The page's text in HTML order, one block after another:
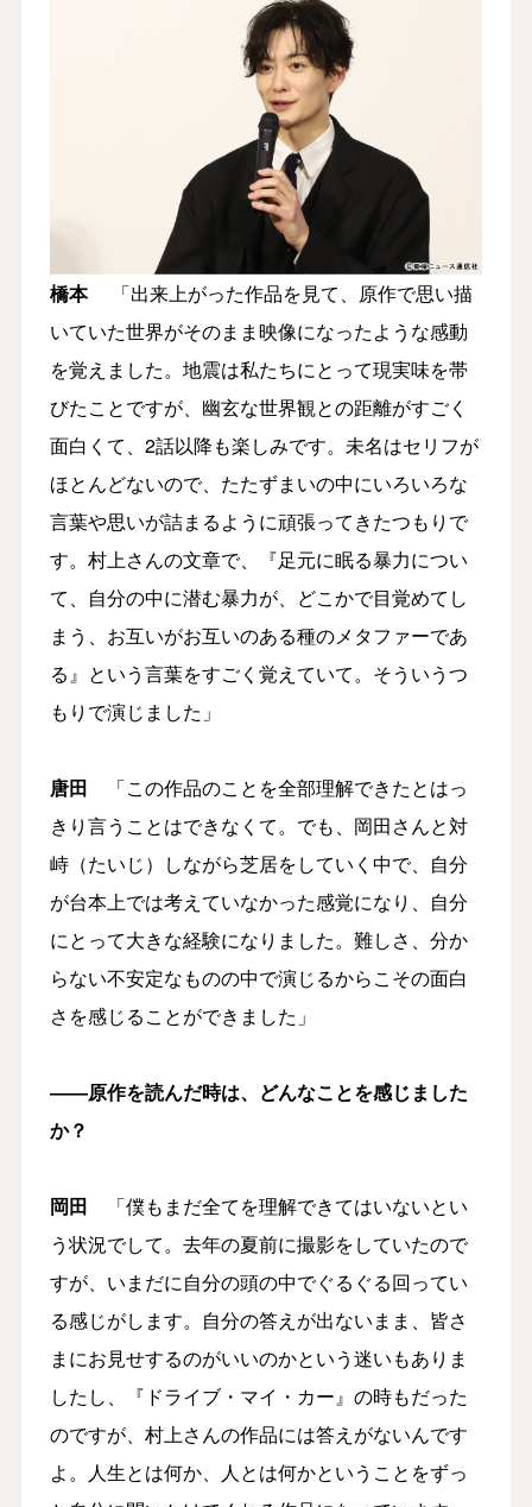
橋本「出来上がった作品を見て、原作で思い描
いていた世界がそのまま映像になったような感動
を覚えました。地震は私たちにとって現実味を帯
びたことですが、幽玄な世界観との距離がすごく
面白くて、2話以降も楽しみです。未名はセリフが
ほとんどないので、たたずまいの中にいろいろな
言葉や思いが詰まるように頑張ってきたつもりで
す。村上さんの文章で、『足元に眠る暴力につい
て、自分の中に潜む暴力が、どこかで目覚めてし
まう、お互いがお互いのある種のメタファーであ
る』という言葉をすごく覚えていて。そういうつ
もりで演じました」
唐田 「この作品のことを全部理解できたとはっ
きり言うことはできなくて。でも、岡田さんと対
峙（たいじ）しながら芝居をしていく中で、自分
が台本上では考えていなかった感覚になり、自分
にとって大きな経験になりました。難しさ、分か
らない不安定なものの中で演じるからこその面白
さを感じることができました」
――原作を読んだ時は、どんなことを感じました
か？
岡田 「僕もまだ全てを理解できてはいないとい
う状況でして。去年の夏前に撮影をしていたので
すが、いまだに自分の頭の中でぐるぐる回ってい
る感じがします。自分の答えが出ないまま、皆さ
まにお見せするのがいいのかという迷いもありま
したし、『ドライブ・マイ・カー』の時もだった
のですが、村上さんの作品には答えがないんです
よ。人生とは何か、人とは何かということをずっ